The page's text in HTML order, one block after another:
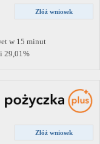
Złóż wniosek
w 15 minut
29,01%
Złóż wniosek